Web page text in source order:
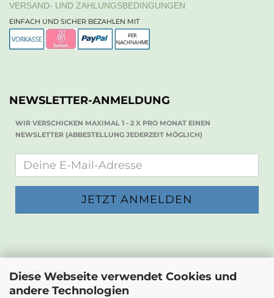
Diese Webseite verwendet Cookies und
andere Technologien
VERSAND- UND ZAHLUNGSBEDINGUNGEN
EINFACH UND SICHER BEZAHLEN MIT
NEWSLETTER-ANMELDUNG
WIR VERSCHICKEN MAXIMAL 1 - 2 X PRO MONAT EINEN
NEWSLETTER (ABBESTELLUNG JEDERZEIT MÖGLICH)
KONTAKT
Die Papierwerkstatt